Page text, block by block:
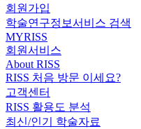
회원가입
학술연구정보서비스 검색
MYRISS
회원서비스
About RISS
RISS 처음 방문 이세요?
고객센터
RISS 활용도 분석
최신/인기 학술자료